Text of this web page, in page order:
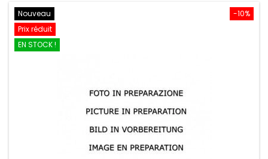
-10%
Nouveau
Prix réduit
EN STOCK !